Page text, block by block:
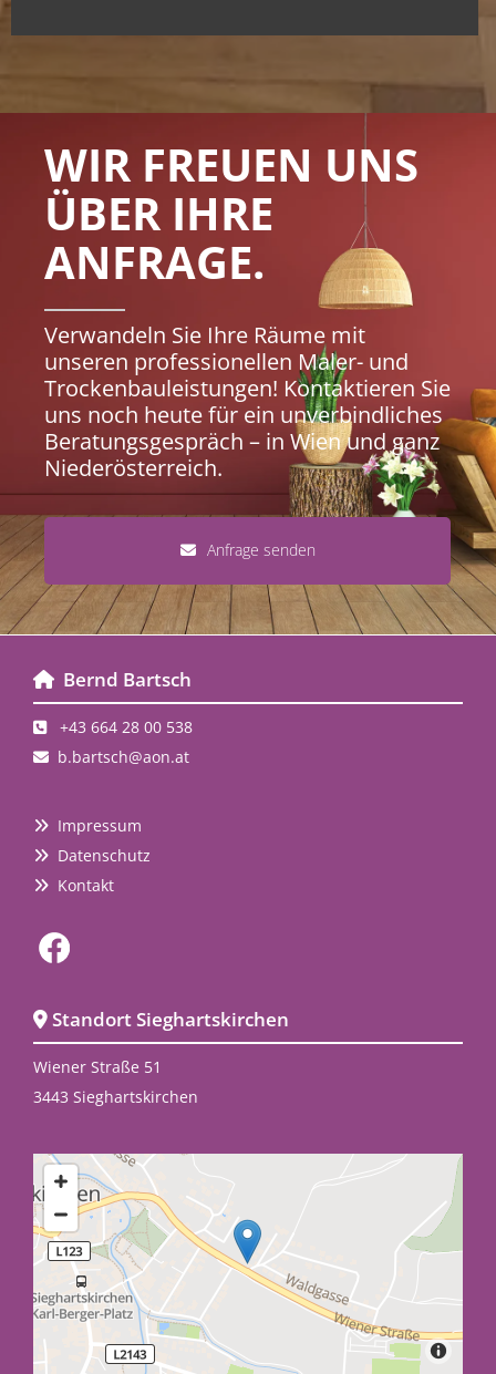
WIR FREUEN UNS
ÜBER IHRE
ANFRAGE.
Verwandeln Sie Ihre Räume mit
unseren professionellen Maler- und
Trockenbauleistungen! Kontaktieren Sie
uns noch heute für ein unverbindliches
Beratungsgespräch – in Wien und ganz
Niederösterreich.
Anfrage senden
 Bernd Bartsch
 +43 664 28 00 538
 b.bartsch@aon.at
 Impressum
 Datenschutz
 Kontakt
 Standort Sieghartskirchen
Wiener Straße 51
3443 Sieghartskirchen